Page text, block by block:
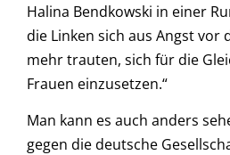
Halina Bendkowski in einer
die Linken sich aus Angst vor
mehr trauten, sich für die
Frauen einzusetzen.“
Man kann es auch anders
gegen die deutsche